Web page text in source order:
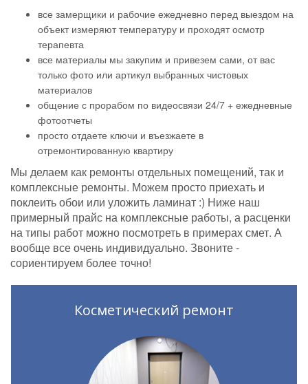
все замерщики и рабочие ежедневно перед выездом на
объект измеряют температуру и проходят осмотр
терапевта
все материалы мы закупим и привезем сами, от вас
только фото или артикул выбранных чистовых
материалов
общение с прорабом по видеосвязи 24/7 + ежедневные
фотоотчеты
просто отдаете ключи и въезжаете в
отремонтированную квартиру
Мы делаем как ремонты отдельных помещений, так и
комплексные ремонты. Можем просто приехать и
поклеить обои или уложить ламинат :) Ниже наш
примерный прайс на комплексные работы, а расценки
на типы работ можно посмотреть в примерах смет. А
вообще все очень индивидуально. Звоните -
сориентируем более точно!
Косметический ремонт